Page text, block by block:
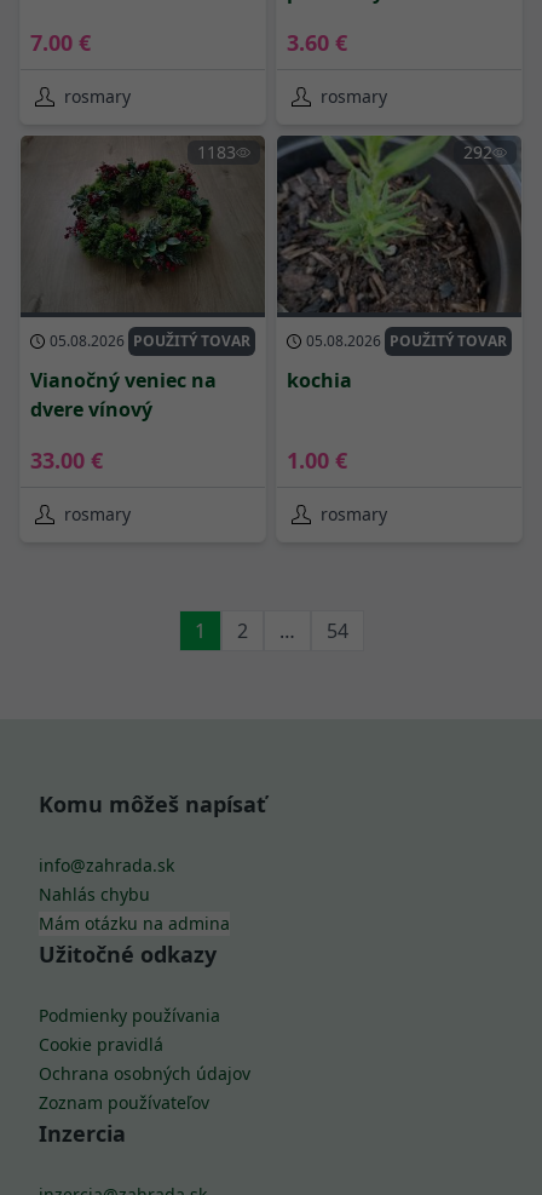
7.00 €
rosmary
3.60 €
rosmary
1183
05.08.2026 POUŽITÝ TOVAR
Vianočný veniec na
dvere vínový
33.00 €
rosmary
292
05.08.2026 POUŽITÝ TOVAR
kochia
1.00 €
rosmary
1 2 … 54
Komu môžeš napísať
info@zahrada.sk
Nahlás chybu
Mám otázku na admina
Užitočné odkazy
Podmienky používania
Cookie pravidlá
Ochrana osobných údajov
Zoznam používateľov
Inzercia